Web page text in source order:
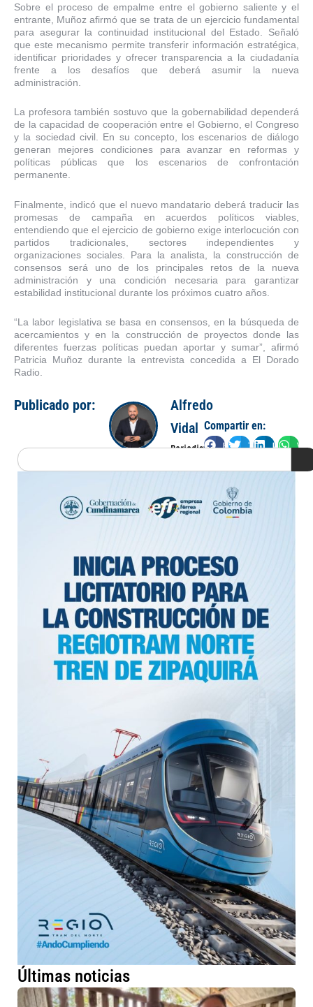
Sobre el proceso de empalme entre el gobierno saliente y el
entrante, Muñoz afirmó que se trata de un ejercicio fundamental
para asegurar la continuidad institucional del Estado. Señaló
que este mecanismo permite transferir información estratégica,
identificar prioridades y ofrecer transparencia a la ciudadanía
frente a los desafíos que deberá asumir la nueva
administración.
La profesora también sostuvo que la gobernabilidad dependerá
de la capacidad de cooperación entre el Gobierno, el Congreso
y la sociedad civil. En su concepto, los escenarios de diálogo
generan mejores condiciones para avanzar en reformas y
políticas públicas que los escenarios de confrontación
permanente.
Finalmente, indicó que el nuevo mandatario deberá traducir las
promesas de campaña en acuerdos políticos viables,
entendiendo que el ejercicio de gobierno exige interlocución con
partidos tradicionales, sectores independientes y
organizaciones sociales. Para la analista, la construcción de
consensos será uno de los principales retos de la nueva
administración y una condición necesaria para garantizar
estabilidad institucional durante los próximos cuatro años.
“La labor legislativa se basa en consensos, en la búsqueda de
acercamientos y en la construcción de proyectos donde las
diferentes fuerzas políticas puedan aportar y sumar”, afirmó
Patricia Muñoz durante la entrevista concedida a El Dorado
Radio.
Publicado por:
Alfredo
Vidal
Periodista
Compartir en:
FacebookTwitterLinkedIn
Search
Últimas noticias